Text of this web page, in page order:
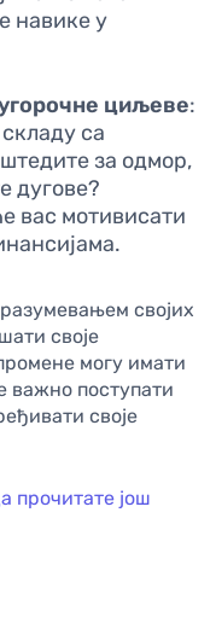
навике у
циљеве:
са
за одмор,
дугове?
вас мотивисати
својих
своје
могу имати
важно поступати
своје
прочитате још